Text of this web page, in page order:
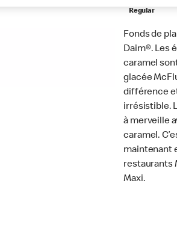
Regular
Fonds de
Daim®. Les
caramel
glacée
différence
irrésistible.
à merveille
caramel.
maintenant
restaurants
Maxi.